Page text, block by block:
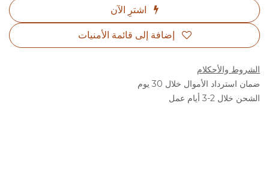
اشترِ الآن
إضافة إلى قائمة الأمنيات
الشروط والأحكلام
ضمان استرداد الأموال خلال 30 يوم
الشحن خلال 2-3 أيام عمل